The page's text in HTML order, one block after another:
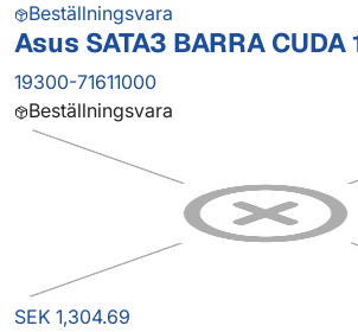
Beställningsvara
Asus SATA3 BARRA CUDA
19300-71611000
Beställningsvara
SEK 1,304.69